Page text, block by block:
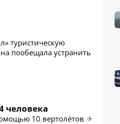
туристическую
пообещала устранить
человека
10 вертолётов